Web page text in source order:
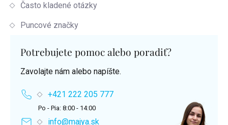
Často kladené otázky
Puncové značky
Potrebujete pomoc alebo poradiť?
Zavolajte nám alebo napíšte.
+421 222 205 777
Po - Pia: 8:00 - 14:00
info@majya.sk